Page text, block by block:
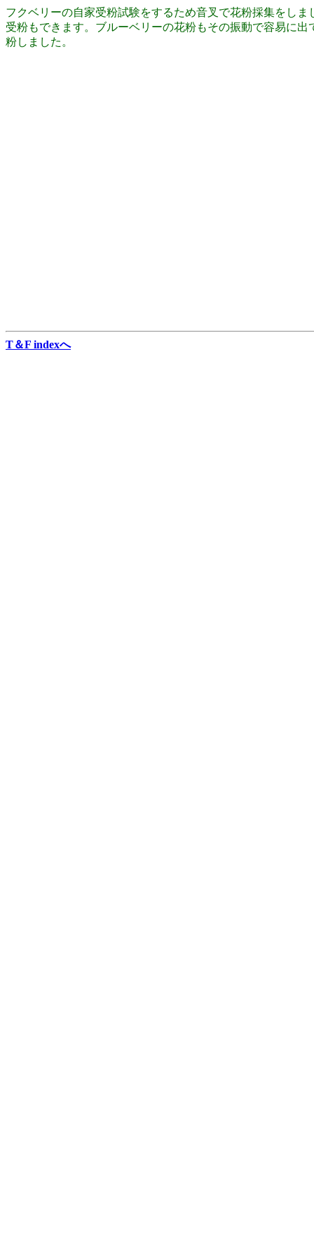
フクベリーの自家受粉試験をするため音叉で花粉採集をし
受粉もできます。ブルーベリーの花粉もその振動で容易に
粉しました。
T＆F indexへ